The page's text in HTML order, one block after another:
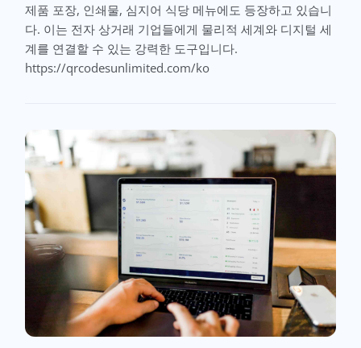
제품 포장, 인쇄물, 심지어 식당 메뉴에도 등장하고 있습니
다. 이는 전자 상거래 기업들에게 물리적 세계와 디지털 세
계를 연결할 수 있는 강력한 도구입니다.
https://qrcodesunlimited.com/ko